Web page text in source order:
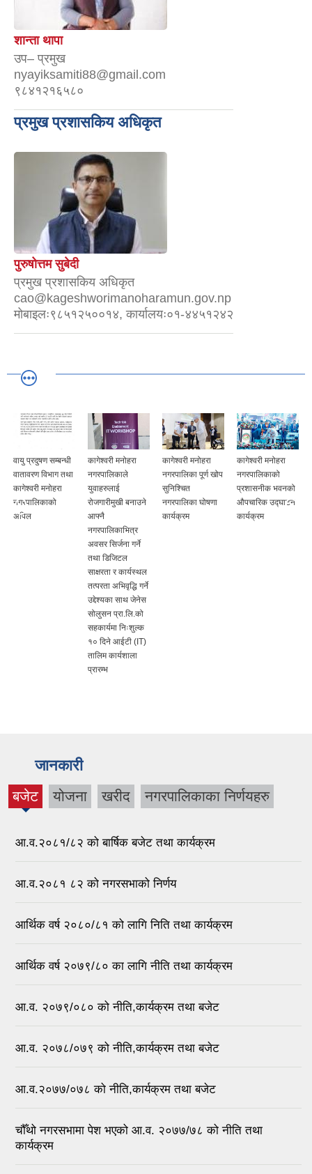
शान्ता थापा
उप– प्रमुख
nyayiksamiti88@gmail.com
९८४१२१६५८०
प्रमुख प्रशासकिय अधिकृत
पुरुषोत्तम सुबेदी
प्रमुख प्रशासकिय अधिकृत
cao@kageshworimanoharamun.gov.np
मोबाइलः९८५१२५००१४, कार्यालयः०१-४४५१२४२
वायु प्रदुषण सम्बन्धी
वातावरण विभाग तथा
कागेश्वरी मनोहरा
नगरपालिकाको
अपिल
कागेश्वरी मनोहरा
नगरपालिकाले
युवाहरुलाई
रोजगारीमुखी बनाउने
आफ्नै
नगरपालिकाभित्र
अवसर सिर्जना गर्ने
तथा डिजिटल
साक्षरता र कार्यस्थल
तत्परता अभिवृद्धि गर्ने
उद्देश्यका साथ जेनेस
सोलुसन प्रा.लि.को
सहकार्यमा निःशुल्क
१० दिने आईटी (IT)
तालिम कार्यशाला
प्रारम्भ
कागेश्वरी मनोहरा
नगरपालिका पूर्ण खोप
सुनिश्चित
नगरपालिका घोषणा
कार्यक्रम
कागेश्वरी मनोहरा
नगरपालिकाको
प्रशासनीक भवनको
औपचारिक उद्घाटन
कार्यक्रम
जानकारी
बजेट
(active
योजना खरीद नगरपालिकाका निर्णयहरु
आ.व.२०८१/८२ को बार्षिक बजेट तथा कार्यक्रम
आ.व.२०८१ ८२ को नगरसभाको निर्णय
आर्थिक वर्ष २०८०/८१ को लागि निति तथा कार्यक्रम
आर्थिक वर्ष २०७९/८० का लागि नीति तथा कार्यक्रम
आ.व. २०७९/०८० को नीति,कार्यक्रम तथा बजेट
आ.व. २०७८/०७९ को नीति,कार्यक्रम तथा बजेट
आ.व.२०७७/०७८ को नीति,कार्यक्रम तथा बजेट
चौँथो नगरसभामा पेश भएको आ.व. २०७७/७८ को नीति तथा
कार्यक्रम